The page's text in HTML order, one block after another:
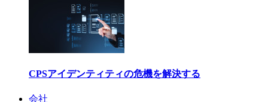
CPSアイデンティティの危機を解決する
会社